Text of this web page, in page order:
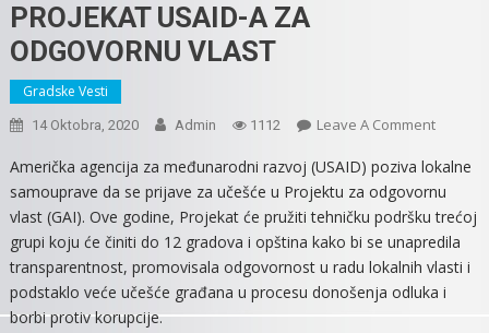
PROJEKAT USAID-A ZA
ODGOVORNU VLAST
Gradske Vesti
14 Oktobra, 2020 Admin 1112 Leave A CommentOn
USAID-
A
ZA
VLAST
Američka agencija za međunarodni razvoj (USAID) poziva lokalne
samouprave da se prijave za učešće u Projektu za odgovornu
vlast (GAI). Ove godine, Projekat će pružiti tehničku podršku trećoj
grupi koju će činiti do 12 gradova i opština kako bi se unapredila
transparentnost, promovisala odgovornost u radu lokalnih vlasti i
podstaklo veće učešće građana u procesu donošenja odluka i
borbi protiv korupcije.